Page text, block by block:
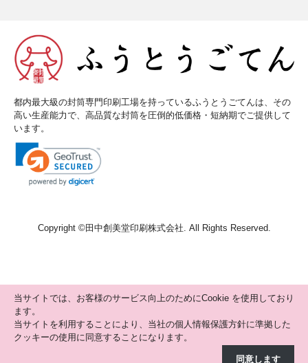
都内最大級の封筒専門印刷工場を持っているふうとうごてんは、その
高い生産能力で、高品質な封筒を圧倒的低価格・短納期でご提供して
います。
当サイトでは、お客様のサービス向上のためにCookie を使用しており
ます。
当サイトを利用することにより、当社の個人情報保護方針に準拠した
クッキーの使用に同意することになります。
同意します
Copyright ©田中創美堂印刷株式会社 . All Rights Reserved.